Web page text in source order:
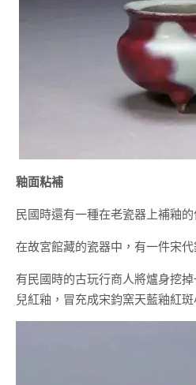
釉面粘補
民國時還有一種在老瓷器上補釉的
在故宮館藏的瓷器中，有一件宋
有民國時的古玩行商人將爐身挖
兒紅釉，冒充成宋鈞窯天藍釉紅斑